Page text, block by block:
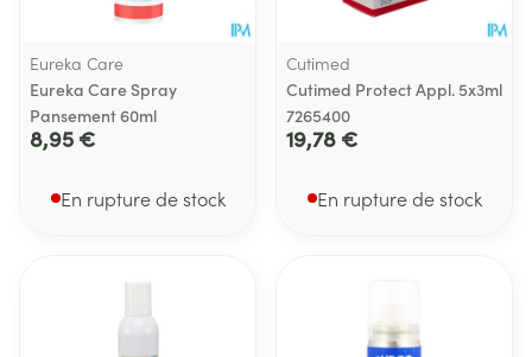
Eureka Care
Eureka Care Spray
Pansement 60ml
8,95 €
En rupture de stock
Cutimed
Cutimed Protect Appl. 5x3ml
7265400
19,78 €
En rupture de stock